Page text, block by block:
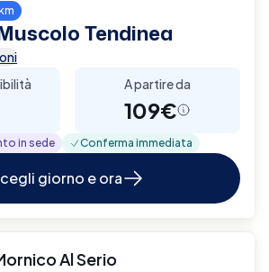
Tendinea
A partire da
109€
in sede Conferma immediata
giorno e ora
Al Serio